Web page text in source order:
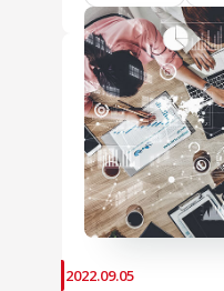
2022.09.05